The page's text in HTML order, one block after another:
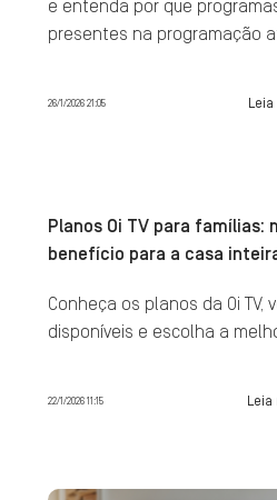
e entenda por que
presentes na programação
26/1/2026 21:05
Planos Oi TV para famílias:
benefício para a casa
Conheça os planos da Oi TV,
disponíveis e escolha a
22/1/2026 11:15 Leia